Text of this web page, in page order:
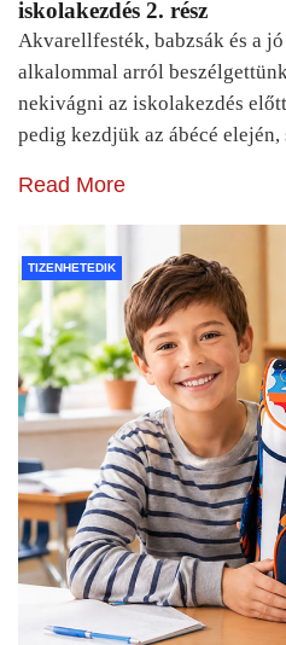
iskolakezdés 2. rész
Akvarellfesték, babzsák és a
alkalommal arról
nekivágni az iskolakezdés
pedig kezdjük az ábécé
Read More
TIZENHETEDIK